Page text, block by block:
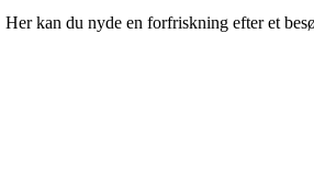
kan du nyde en forfriskning efter et